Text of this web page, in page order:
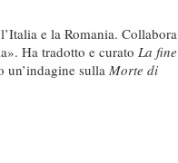
e la Romania. Collabora
Ha tradotto e curato La fine
un’indagine sulla Morte di